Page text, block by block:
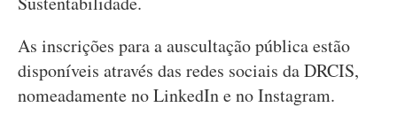
As inscrições para a auscultação pública estão
disponíveis através das redes sociais da DRCIS,
nomeadamente no LinkedIn e no Instagram.